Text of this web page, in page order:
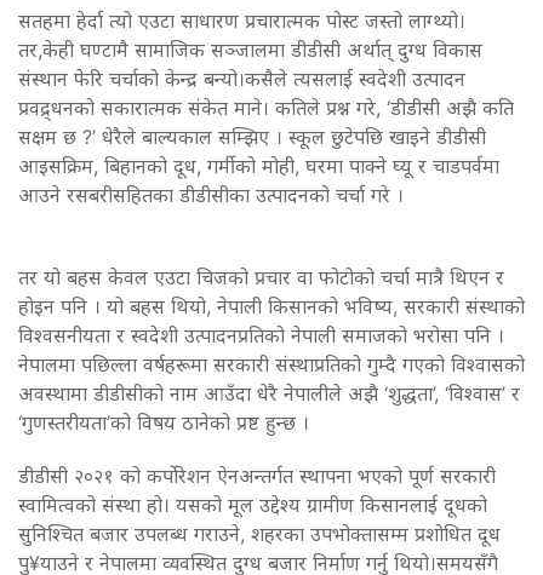
सतहमा हेर्दा त्यो एउटा साधारण प्रचारात्मक पोस्ट जस्तो लाग्थ्यो।
तर,केही घण्टामै सामाजिक सञ्जालमा डीडीसी अर्थात् दुग्ध विकास
संस्थान फेरि चर्चाको केन्द्र बन्यो।कसैले त्यसलाई स्वदेशी उत्पादन
प्रवद्र्धनको सकारात्मक संकेत माने। कतिले प्रश्न गरे, ‘डीडीसी अझै कति
सक्षम छ ?’ धेरैले बाल्यकाल सम्झिए । स्कूल छुटेपछि खाइने डीडीसी
आइसक्रिम, बिहानको दूध, गर्मीको मोही, घरमा पाक्ने घ्यू र चाडपर्वमा
आउने रसबरीसहितका डीडीसीका उत्पादनको चर्चा गरे ।
तर यो बहस केवल एउटा चिजको प्रचार वा फोटोको चर्चा मात्रै थिएन र
होइन पनि । यो बहस थियो, नेपाली किसानको भविष्य, सरकारी संस्थाको
विश्वसनीयता र स्वदेशी उत्पादनप्रतिको नेपाली समाजको भरोसा पनि ।
नेपालमा पछिल्ला वर्षहरूमा सरकारी संस्थाप्रतिको गुम्दै गएको विश्वासको
अवस्थामा डीडीसीको नाम आउँदा धेरै नेपालीले अझै ‘शुद्धता’, ‘विश्वास’ र
‘गुणस्तरीयता’को विषय ठानेको प्रष्ट हुन्छ ।
डीडीसी २०२१ को कर्पोरेशन ऐनअन्तर्गत स्थापना भएको पूर्ण सरकारी
स्वामित्वको संस्था हो। यसको मूल उद्देश्य ग्रामीण किसानलाई दूधको
सुनिश्चित बजार उपलब्ध गराउने, शहरका उपभोक्तासम्म प्रशोधित दूध
पु¥याउने र नेपालमा व्यवस्थित दुग्ध बजार निर्माण गर्नु थियो।समयसँगै